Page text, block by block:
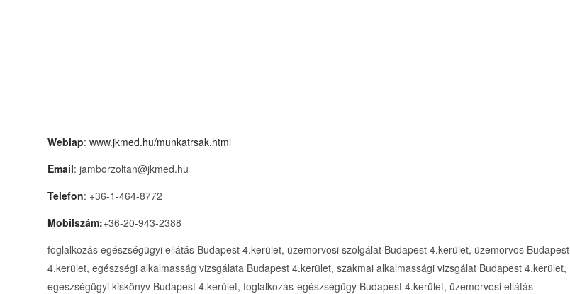
Weblap: www.jkmed.hu/munkatrsak.html
Email: jamborzoltan@jkmed.hu
Telefon: +36-1-464-8772
Mobilszám:+36-20-943-2388
foglalkozás egészségügyi ellátás Budapest 4.kerület, üzemorvosi szolgálat Budapest 4.kerület, üzemorvos Budapest
4.kerület, egészségi alkalmasság vizsgálata Budapest 4.kerület, szakmai alkalmassági vizsgálat Budapest 4.kerület,
egészségügyi kiskönyv Budapest 4.kerület, foglalkozás-egészségügy Budapest 4.kerület, üzemorvosi ellátás